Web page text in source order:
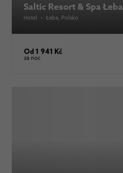
Saltic Resort & Spa Łeba
Hotel • Łeba , Polsko
Od 1 941 Kč
za noc